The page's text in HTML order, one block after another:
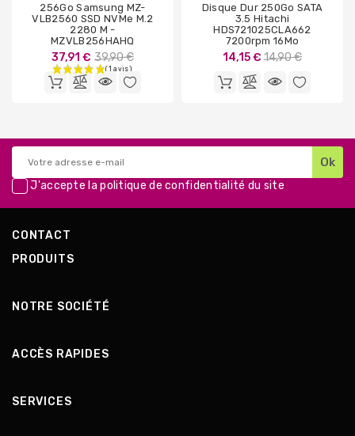
256Go Samsung MZ-
VLB2560 SSD NVMe M.2
2280 M -
MZVLB256HAHQ
37,91 € Prix
de
base
39,90 €
Disque Dur 250Go SATA
3.5 Hitachi
HDS721025CLA662
7200rpm 16Mo
14,15 € Prix
base
14,90 €
J'accepte lapolitique de confidentialité du site
CONTACT
PRODUITS
NOTRE SOCIÉTÉ
ACCÈS RAPIDES
SERVICES